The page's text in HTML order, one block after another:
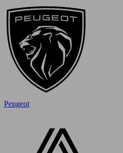
Peugeot